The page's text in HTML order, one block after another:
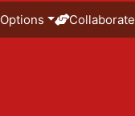
Options Collaborate